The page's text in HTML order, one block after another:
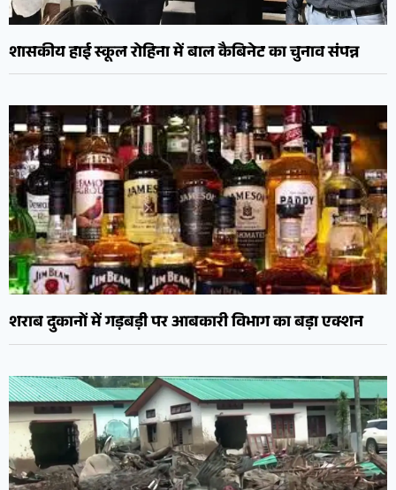
शासकीय हाई स्कूल रोहिना में बाल कैबिनेट का चुनाव संपन्न
शराब दुकानों में गड़बड़ी पर आबकारी विभाग का बड़ा एक्शन